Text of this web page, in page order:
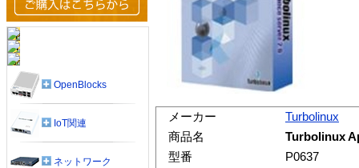
メーカー
Turbolinux
商品名
Turbolinux
型番
P0637
OpenBlocks
IoT関連
ネットワーク